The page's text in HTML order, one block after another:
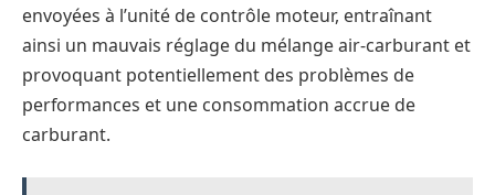
envoyées à l’unité de contrôle moteur, entraînant
ainsi un mauvais réglage du mélange air-carburant et
provoquant potentiellement des problèmes de
performances et une consommation accrue de
carburant.